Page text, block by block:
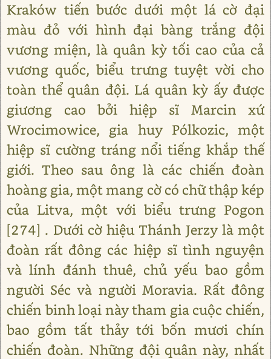
Kraków tiến bước dưới một lá cờ đại
màu đỏ với hình đại bàng trắng đội
vương miện, là quân kỳ tối cao của cả
vương quốc, biểu trưng tuyệt vời cho
toàn thể quân đội. Lá quân kỳ ấy được
giương cao bởi hiệp sĩ Marcin xứ
Wrocimowice, gia huy Pólkozic, một
hiệp sĩ cường tráng nổi tiếng khắp thế
giới. Theo sau ông là các chiến đoàn
hoàng gia, một mang cờ có chữ thập kép
của Litva, một với biểu trưng Pogon
[274] . Dưới cờ hiệu Thánh Jerzy là một
đoàn rất đông các hiệp sĩ tình nguyện
và lính đánh thuê, chủ yếu bao gồm
người Séc và người Moravia. Rất đông
chiến binh loại này tham gia cuộc chiến,
bao gồm tất thảy tới bốn mươi chín
chiến đoàn. Những đội quân này, nhất